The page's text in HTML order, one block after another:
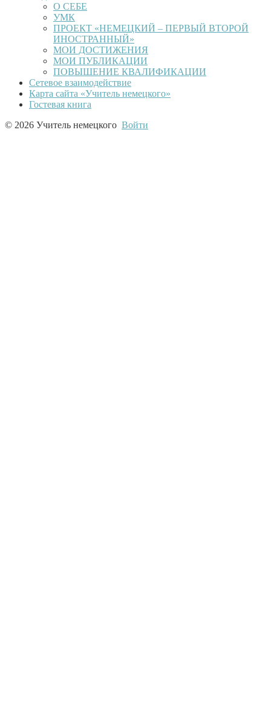
О СЕБЕ
УМК
ПРОЕКТ «НЕМЕЦКИЙ – ПЕРВЫЙ ВТОРОЙ
ИНОСТРАННЫЙ»
МОИ ДОСТИЖЕНИЯ
МОИ ПУБЛИКАЦИИ
ПОВЫШЕНИЕ КВАЛИФИКАЦИИ
Сетевое взаимодействие
Карта сайта «Учитель немецкого»
Гостевая книга
© 2026 Учитель немецкого Войти